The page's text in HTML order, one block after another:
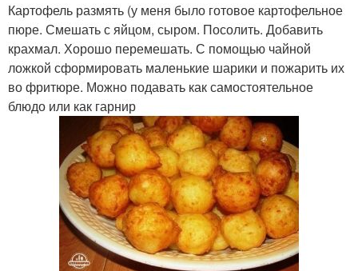
Картофель размять (у меня было готовое картофельное
пюре. Смешать с яйцом, сыром. Посолить. Добавить
крахмал. Хорошо перемешать. С помощью чайной
ложкой сформировать маленькие шарики и пожарить их
во фритюре. Можно подавать как самостоятельное
блюдо или как гарнир